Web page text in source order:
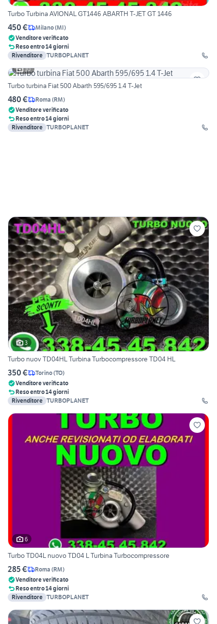
Turbo Turbina AVIONAL GT1446 ABARTH T-JET GT 1446
450 € Milano(MI)
Venditore verificato
Reso entro 14 giorni
Rivenditore TURBOPLANET
10
Turbo turbina Fiat 500 Abarth 595/695 1.4 T-Jet
480 € Roma (RM)
Venditore verificato
Reso entro 14 giorni
Rivenditore TURBOPLANET
3
Turbo nuov TD04HL Turbina Turbocompressore TD04 HL
350 € Torino(TO)
Venditore verificato
Reso entro 14 giorni
Rivenditore TURBOPLANET
6
Turbo TD04L nuovo TD04 L Turbina Turbocompressore
285 € Roma (RM)
Venditore verificato
Reso entro 14 giorni
Rivenditore TURBOPLANET